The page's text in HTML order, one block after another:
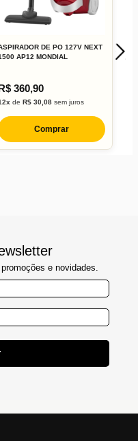
DE PO 127V NEXT
AP12 MONDIAL
360,90
deR$ 30,08 sem juros
Comprar
e novidades.